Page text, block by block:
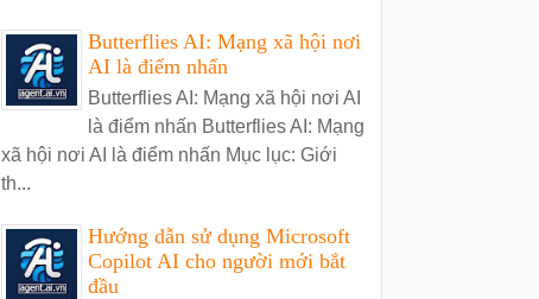
Butterflies AI: Mạng xã hội nơi
AI là điểm nhấn
Butterflies AI: Mạng xã hội nơi AI
là điểm nhấn Butterflies AI: Mạng
xã hội nơi AI là điểm nhấn Mục lục: Giới
th...
Hướng dẫn sử dụng Microsoft
Copilot AI cho người mới bắt
đầu